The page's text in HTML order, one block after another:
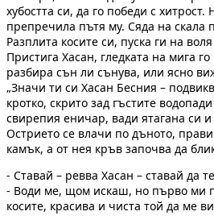
хубостта си, да го победи с хитрост.
препречила пътя му. Сяда на скала
Разплита косите си, пуска ги на
Пристига Хасан, гледката на мига
разбира сън ли сънува, или ясно
„Значи ти си Хасан Бесния –
кротко, скрито зад гъстите
свирепия еничар, вади ятагана си
Острието се влачи по дъното,
камък, а от нея кръв започва да
- Ставай – ревва Хасан – ставай да
- Води ме, щом искаш, но първо ми
косите, красива и чиста той да ме